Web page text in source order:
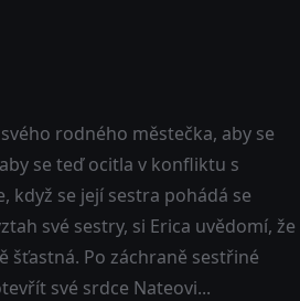
rodného městečka, aby se
se teď ocitla v konfliktu s
když se její sestra pohádá se
své sestry, si Erica uvědomí, že
šťastná. Po záchraně sestřiné
své srdce Nateovi...